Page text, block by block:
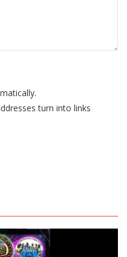
turn into links